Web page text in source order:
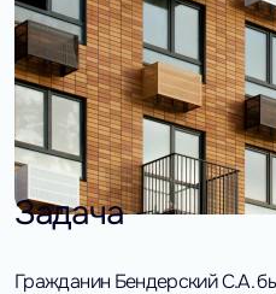
Задача
Гражданин Бендерский С.А.